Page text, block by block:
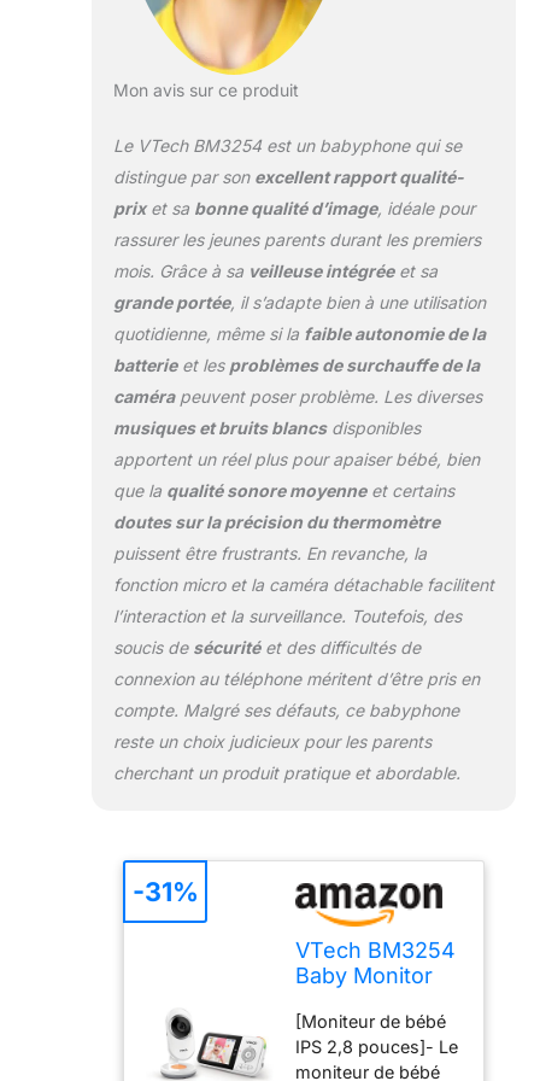
heures de
transmission audio
DOUX, LUMIÈRE DE
DE
TEMPÉRATURE]-
Une lumière de nuit
monochrome, 2
sons doux et 2
mélodies
apaisantes
créent un
environnement
confortable pour
bébé. Grâce au
température
intégré, vous serez
averti lorsque la
température idéale
dans la chambre de
bébé changera.
[Distance jusqu'à
300 mètres]- restez
en contact avec
votre bébé dans
une autre pièce ou
même dans le jardin
de la qualité audio
ou de la rupture de
la connexion. Vous
votre enfant à tout
moment. [
Transmission
sécurisée et
interphone]- Ce
Mon avis sur ce produit
Le VTech BM3254 est un babyphone qui se
distingue par son excellent rapport qualité-
prixet sa bonne qualité d’image, idéale pour
rassurer les jeunes parents durant les premiers
mois. Grâce à sa veilleuse intégréeet sa
grande portée, il s’adapte bien à une utilisation
quotidienne, même si la faible autonomie de la
batterieet les problèmes de surchauffe de la
camérapeuvent poser problème. Les diverses
musiques et bruits blancsdisponibles
apportent un réel plus pour apaiser bébé, bien
que la qualité sonore moyenneet certains
doutes sur la précision du thermomètre
puissent être frustrants. En revanche, la
fonction micro et la caméra détachable facilitent
l’interaction et la surveillance. Toutefois, des
soucis de sécuritéet des difficultés de
connexion au téléphone méritent d’être pris en
compte. Malgré ses défauts, ce babyphone
reste un choix judicieux pour les parents
cherchant un produit pratique et abordable.
VTech BM3254
Baby Monitor
Long Rang,2.8"
LCD
[Moniteur de bébé
IPS 2,8 pouces]- Le
moniteur de bébé
-31%